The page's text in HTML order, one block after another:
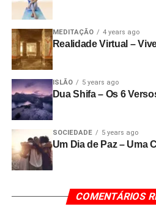
MEDITAÇÃO 4 years ago
Realidade Virtual –
ISLÃO 5 years ago
Dua Shifa – Os 6
SOCIEDADE 5 years ago
Um Dia de Paz – Uma
COMENTÁRIOS